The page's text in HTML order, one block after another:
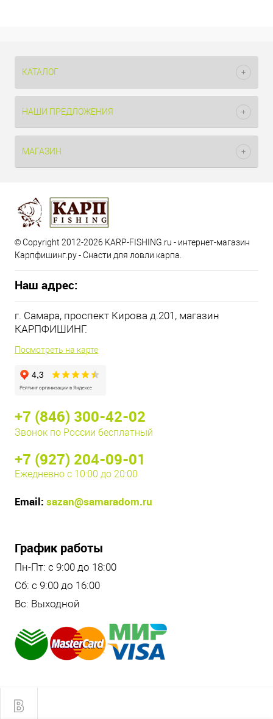
КАТАЛОГ
НАШИ ПРЕДЛОЖЕНИЯ
МАГАЗИН
© Copyright 2012-2026 KARP-FISHING.ru - интернет-магазин
Карпфишинг.ру - Снасти для ловли карпа.
Наш адрес:
г. Самара, проспект Кирова д.201, магазин
КАРПФИШИНГ.
Посмотреть на карте
+7 (846) 300-42-02
Звонок по России бесплатный
+7 (927) 204-09-01
Ежедневно с 10:00 до 20:00
Email: sazan@samaradom.ru
График работы
Пн-Пт: с 9:00 до 18:00
Сб: с 9:00 до 16:00
Вс: Выходной